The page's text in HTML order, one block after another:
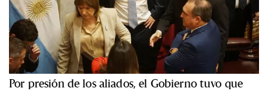
Por presión de los aliados, el Gobierno tuvo que